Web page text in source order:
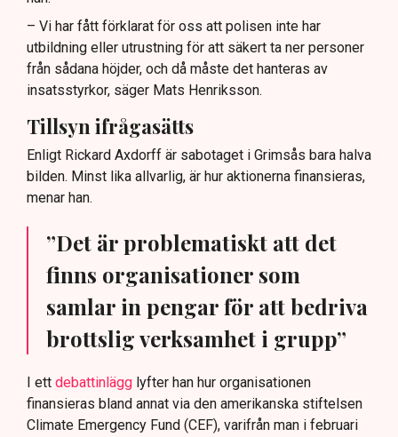
– Vi har fått förklarat för oss att polisen inte har
utbildning eller utrustning för att säkert ta ner personer
från sådana höjder, och då måste det hanteras av
insatsstyrkor, säger Mats Henriksson.
Tillsyn ifrågasätts
Enligt Rickard Axdorff är sabotaget i Grimsås bara halva
bilden. Minst lika allvarlig, är hur aktionerna finansieras,
menar han.
”Det är problematiskt att det
finns organisationer som
samlar in pengar för att bedriva
brottslig verksamhet i grupp”
I ett debattinlägg lyfter han hur organisationen
finansieras bland annat via den amerikanska stiftelsen
Climate Emergency Fund (CEF), varifrån man i februari